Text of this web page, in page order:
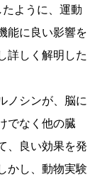
ように、運動
能に良い影響を
詳しく解明した
ノシンが、脳に
でなく他の臓
、良い効果を発
かし、動物実験